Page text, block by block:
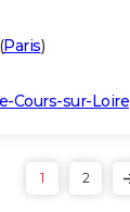
(Paris)
Cours-sur-Loire
1 2